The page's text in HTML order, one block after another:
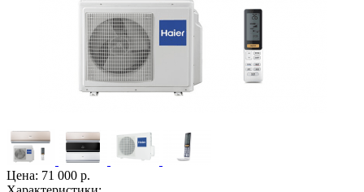
Цена: 71 000 р.